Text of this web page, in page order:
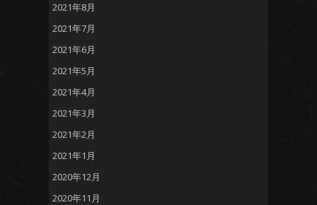
2021年8月
2021年7月
2021年6月
2021年5月
2021年4月
2021年3月
2021年2月
2021年1月
2020年12月
2020年11月